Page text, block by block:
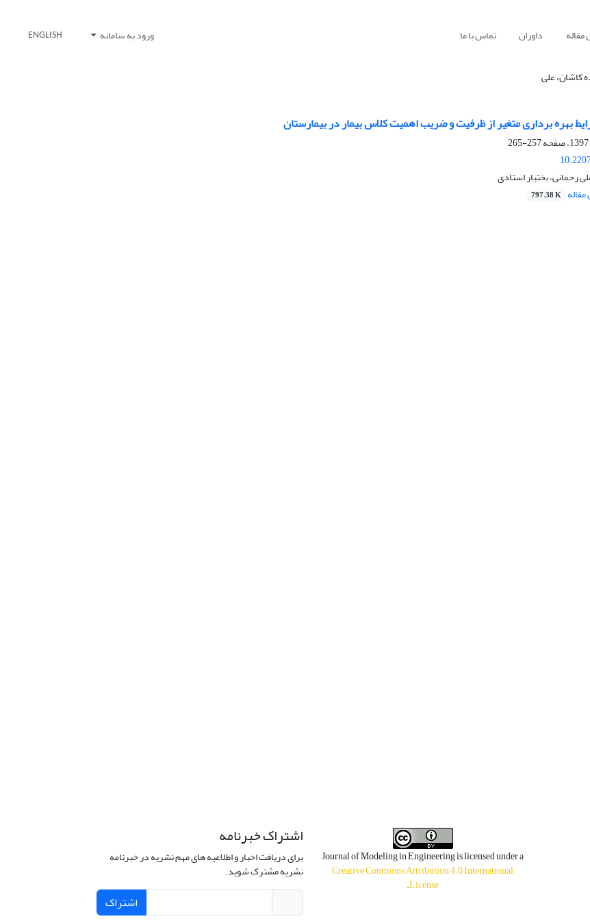
داوران تماس با ما ورود به سامانه ENGLISH
کاشان، علی
بهره برداری متغیر از ظرفیت و ضریب اهمیت کلاس بیمار در بیمارستان
257-265
رحمانی، بختیار استادی
797.38 K
Journal of Modeling in Engineering is licensed under a
Creative Commons Attribution 4.0 International
License
.
اشتراک خبرنامه
برای دریافت اخبار و اطلاعیه های مهم نشریه در خبرنامه
نشریه مشترک شوید.
اشتراک